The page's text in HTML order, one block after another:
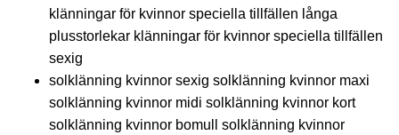
klänningar för kvinnor speciella tillfällen långa
plusstorlekar klänningar för kvinnor speciella tillfällen
sexig
solklänning kvinnor sexig solklänning kvinnor maxi
solklänning kvinnor midi solklänning kvinnor kort
solklänning kvinnor bomull solklänning kvinnor